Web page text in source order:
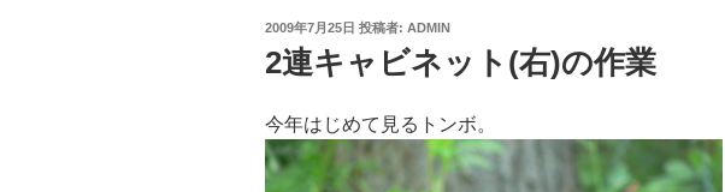
投
日:
2009年7月25日 投稿者: ADMIN
2連キャビネット(右)の作業
今年はじめて見るトンボ。